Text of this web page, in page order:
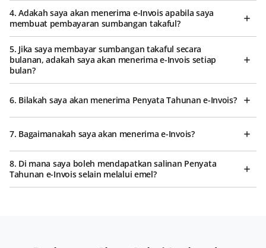
4. Adakah saya akan menerima e-Invois apabila saya
membuat pembayaran sumbangan takaful?
5. Jika saya membayar sumbangan takaful secara
bulanan, adakah saya akan menerima e-Invois setiap
bulan?
6. Bilakah saya akan menerima Penyata Tahunan e-Invois?
7. Bagaimanakah saya akan menerima e-Invois?
8. Di mana saya boleh mendapatkan salinan Penyata
Tahunan e-Invois selain melalui emel?